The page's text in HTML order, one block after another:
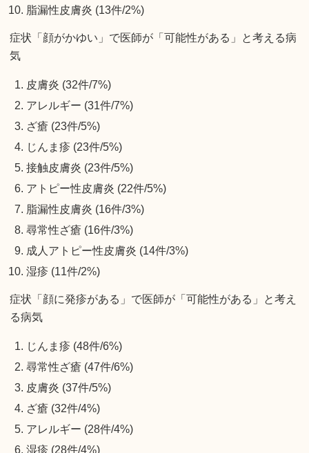
脂漏性皮膚炎 (13件/2%)
症状「顔がかゆい」で医師が「可能性がある」と考える病
気
皮膚炎 (32件/7%)
アレルギー (31件/7%)
ざ瘡 (23件/5%)
じんま疹 (23件/5%)
接触皮膚炎 (23件/5%)
アトピー性皮膚炎 (22件/5%)
脂漏性皮膚炎 (16件/3%)
尋常性ざ瘡 (16件/3%)
成人アトピー性皮膚炎 (14件/3%)
湿疹 (11件/2%)
症状「顔に発疹がある」で医師が「可能性がある」と考え
る病気
じんま疹 (48件/6%)
尋常性ざ瘡 (47件/6%)
皮膚炎 (37件/5%)
ざ瘡 (32件/4%)
アレルギー (28件/4%)
湿疹 (28件/4%)